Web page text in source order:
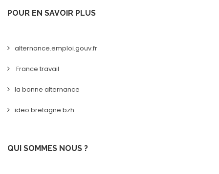
POUR EN SAVOIR PLUS
alternance.emploi.gouv.fr
France travail
la bonne alternance
ideo.bretagne.bzh
QUI SOMMES NOUS ?